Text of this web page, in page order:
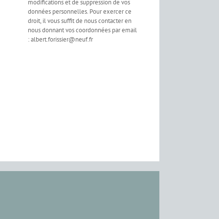
modifications et de suppression de vos
données personnelles. Pour exercer ce
droit, il vous suffit de nous contacter en
nous donnant vos coordonnées par email
: albert.forissier@neuf.fr